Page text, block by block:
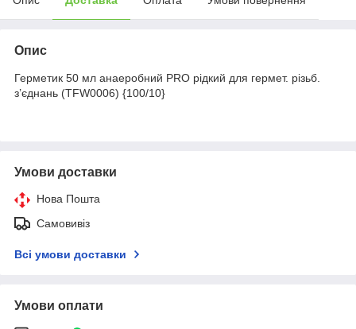
Опис
Герметик 50 мл анаеробний PRO рідкий для гермет. різьб.
з’єднань (TFW0006) {100/10}
Умови доставки
Нова Пошта
Самовивіз
Всі умови доставки
Умови оплати